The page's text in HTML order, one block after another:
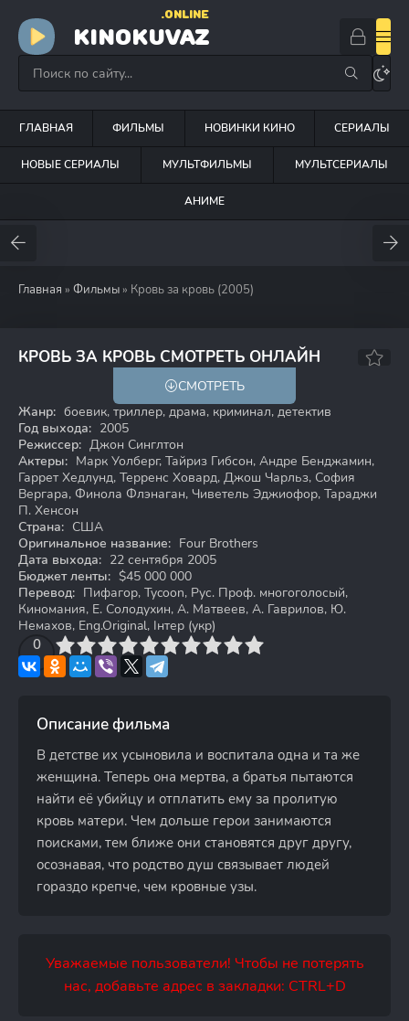
KINOKUVAZ
.ONLINE
ГЛАВНАЯ ФИЛЬМЫ НОВИНКИ КИНО СЕРИАЛЫ
НОВЫЕ СЕРИАЛЫ МУЛЬТФИЛЬМЫ МУЛЬТСЕРИАЛЫ
АНИМЕ
Главная » Фильмы » Кровь за кровь (2005)
КРОВЬ ЗА КРОВЬ СМОТРЕТЬ ОНЛАЙН
7.2 6.8
СМОТРЕТЬ
Жанр: боевик, триллер, драма, криминал, детектив
Год выхода: 2005
Режиссер: Джон Синглтон
Актеры: Марк Уолберг, Тайриз Гибсон, Андре Бенджамин,
Гаррет Хедлунд, Терренс Ховард, Джош Чарльз, София
Вергара, Финола Флэнаган, Чиветель Эджиофор, Тараджи
П. Хенсон
Страна: США
Оригинальное название: Four Brothers
Дата выхода: 22 сентября 2005
Бюджет ленты: $45 000 000
Перевод: Пифагор, Tycoon, Рус. Проф. многоголосый,
Киномания, Е. Солодухин, А. Матвеев, А. Гаврилов, Ю.
Немахов, Eng.Original, Інтер (укр)
0
4 6 7 8 9 10
Описание фильма
В детстве их усыновила и воспитала одна и та же
женщина. Теперь она мертва, а братья пытаются
найти её убийцу и отплатить ему за пролитую
кровь матери. Чем дольше герои занимаются
поисками, тем ближе они становятся друг другу,
осознавая, что родство душ связывает людей
гораздо крепче, чем кровные узы.
Уважаемые пользователи! Чтобы не потерять
нас, добавьте адрес в закладки: CTRL+D